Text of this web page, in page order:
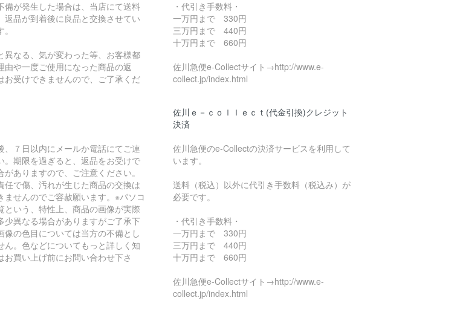
備が発生した場合は、当店にて送料
返品が到着後に良品と交換させてい
異なる、気が変わった等、お客様都
由や一度ご使用になった商品の返
お受けできませんので、ご了承くだ
、７日以内にメールか電話にてご連
。期限を過ぎると、返品をお受けで
がありますので、ご注意ください。
任で傷、汚れが生じた商品の交換は
ませんのでご容赦願います。※パソコ
という、特性上、商品の画像が実際
少異なる場合がありますがご了承下
像の色目については当方の不備とし
ん。色などについてもっと詳しく知
お買い上げ前にお問い合わせ下さ
・代引き手数料・
一万円まで 330円
三万円まで 440円
十万円まで 660円
佐川急便e-Collectサイト→http://www.e-
collect.jp/index.html
佐川ｅ－ｃｏｌｌｅｃｔ(代金引換)クレジット
決済
佐川急便のe-Collectの決済サービスを利用して
います。
送料（税込）以外に代引き手数料（税込み）が
必要です。
・代引き手数料・
一万円まで 330円
三万円まで 440円
十万円まで 660円
佐川急便e-Collectサイト→http://www.e-
collect.jp/index.html